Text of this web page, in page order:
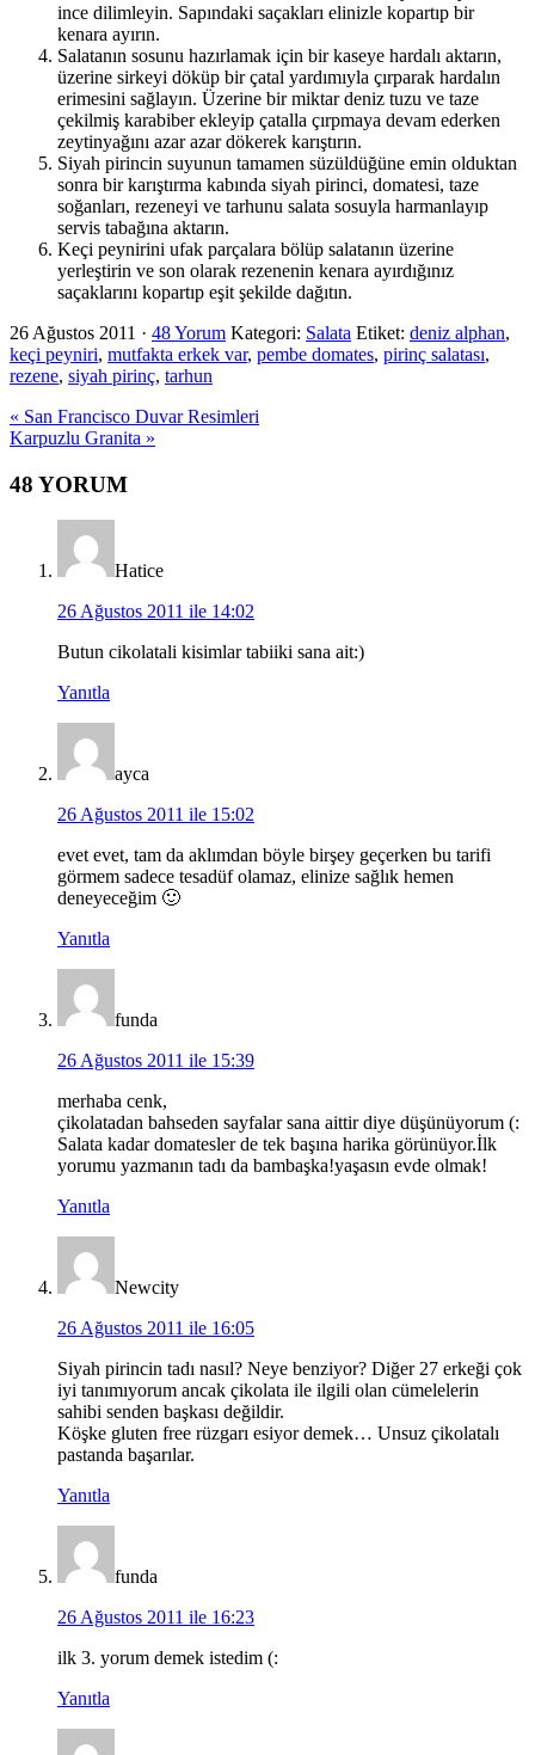
ince dilimleyin. Sapındaki saçakları elinizle kopartıp bir
kenara ayırın.
Salatanın sosunu hazırlamak için bir kaseye hardalı aktarın,
üzerine sirkeyi döküp bir çatal yardımıyla çırparak hardalın
erimesini sağlayın. Üzerine bir miktar deniz tuzu ve taze
çekilmiş karabiber ekleyip çatalla çırpmaya devam ederken
zeytinyağını azar azar dökerek karıştırın.
Siyah pirincin suyunun tamamen süzüldüğüne emin olduktan
sonra bir karıştırma kabında siyah pirinci, domatesi, taze
soğanları, rezeneyi ve tarhunu salata sosuyla harmanlayıp
servis tabağına aktarın.
Keçi peynirini ufak parçalara bölüp salatanın üzerine
yerleştirin ve son olarak rezenenin kenara ayırdığınız
saçaklarını kopartıp eşit şekilde dağıtın.
26 Ağustos 2011 · 48 Yorum Kategori: Salata Etiket: deniz alphan,
keçi peyniri, mutfakta erkek var, pembe domates, pirinç salatası,
rezene, siyah pirinç, tarhun
Previous
Post:
« San Francisco Duvar Resimleri
Next
Karpuzlu Granita »
Etkileşimi
48 YORUM
Hatice
26 Ağustos 2011 ile 14:02
Butun cikolatali kisimlar tabiiki sana ait:)
Yanıtla
ayca
26 Ağustos 2011 ile 15:02
evet evet, tam da aklımdan böyle birşey geçerken bu tarifi
görmem sadece tesadüf olamaz, elinize sağlık hemen
deneyeceğim 🙂
Yanıtla
funda
26 Ağustos 2011 ile 15:39
merhaba cenk,
çikolatadan bahseden sayfalar sana aittir diye düşünüyorum (:
Salata kadar domatesler de tek başına harika görünüyor.İlk
yorumu yazmanın tadı da bambaşka!yaşasın evde olmak!
Yanıtla
Newcity
26 Ağustos 2011 ile 16:05
Siyah pirincin tadı nasıl? Neye benziyor? Diğer 27 erkeği çok
iyi tanımıyorum ancak çikolata ile ilgili olan cümelelerin
sahibi senden başkası değildir.
Köşke gluten free rüzgarı esiyor demek… Unsuz çikolatalı
pastanda başarılar.
Yanıtla
funda
26 Ağustos 2011 ile 16:23
ilk 3. yorum demek istedim (:
Yanıtla